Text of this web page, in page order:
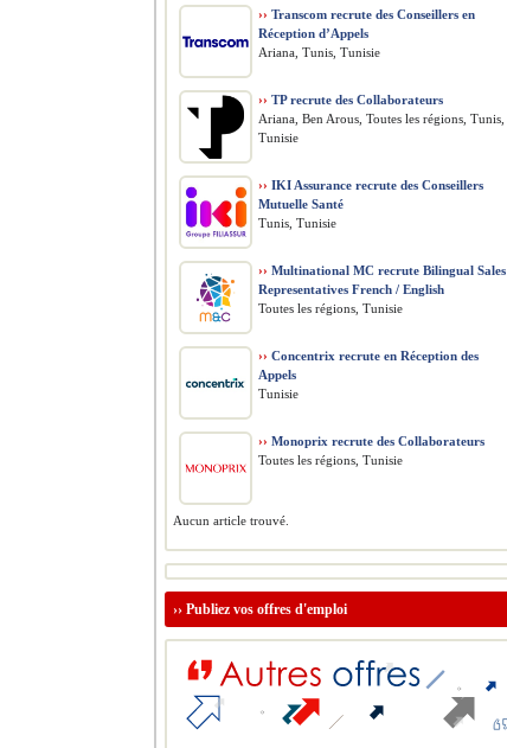
›› Transcom recrute des Conseillers en
Réception d’Appels
Ariana, Tunis, Tunisie
›› TP recrute des Collaborateurs
Ariana, Ben Arous, Toutes les régions, Tunis,
Tunisie
›› IKI Assurance recrute des Conseillers
Mutuelle Santé
Tunis, Tunisie
›› Multinational MC recrute Bilingual Sales
Representatives French / English
Toutes les régions, Tunisie
›› Concentrix recrute en Réception des
Appels
Tunisie
›› Monoprix recrute des Collaborateurs
Toutes les régions, Tunisie
Aucun article trouvé.
›› Publiez vos offres d'emploi